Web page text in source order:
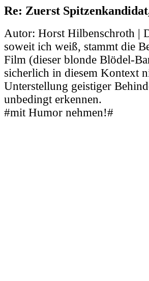
Re: Zuerst
Autor: Horst Hilbenschroth |
soweit ich weiß, stammt die
Film (dieser blonde Blödel-
sicherlich in diesem Kontext
Unterstellung geistiger
unbedingt erkennen.
#mit Humor nehmen!#